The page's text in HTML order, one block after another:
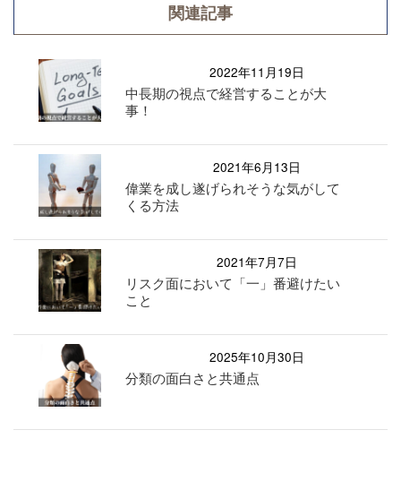
関連記事
2022年11月19日
中長期の視点で経営することが大
事！
2021年6月13日
偉業を成し遂げられそうな気がして
くる方法
2021年7月7日
リスク面において「一」番避けたい
こと
2025年10月30日
分類の面白さと共通点